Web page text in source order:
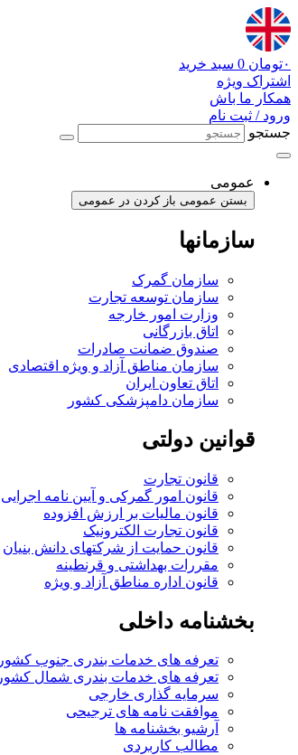
پرش
به
محتوا
۰تومان 0 سبد خرید
اشتراک ویژه
همکار ما باش
ورود / ثبت نام
جستجو
عمومی
بستن عمومی باز کردن در عمومی
سازمانها
سازمان گمرک
سازمان توسعه تجارت
وزارت امور خارجه
اتاق بازرگانی
صندوق ضمانت صادرات
سازمان مناطق آزاد و ویژه اقتصادی
اتاق تعاون ایران
سازمان دامپزشکی کشور
قوانین دولتی
قانون تجارت
قانون امور گمرکی و آیین نامه اجرایی
قانون مالیات بر ارزش افزوده
قانون تجارت الکترونیک
قانون حمایت از شرکتهای دانش بنیان
مقررات بهداشتی و قرنطینه
قانون اداره مناطق آزاد و ویژه
بخشنامه داخلی
تعرفه های خدمات بندری جنوب کشور
تعرفه های خدمات بندری شمال کشور
سرمایه گذاری خارجی
موافقت نامه های ترجیحی
آرشیو بخشنامه ها
مطالب کاربردی